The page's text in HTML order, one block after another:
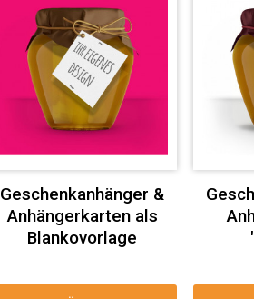
Geschenkanhänger &
Anhängerkarten als
Blankovorlage